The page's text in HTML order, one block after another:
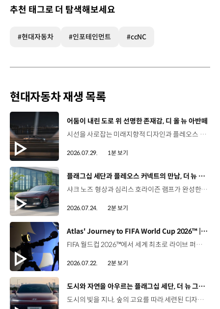
추천 태그로 더 탐색해보세요
#현대자동차 #인포테인먼트 #ccNC
현대자동차 재생 목록
[동영상]
어둠이 내린 도로 위 선명한 존재감, 디 올 뉴 아반떼
시선을 사로잡는 미래지향적 디자인과 플레오스 커넥트로 완성한 디지털 경험까지.세단의 새로운 기준을 제시하는 디 올 뉴 아반떼를 만나보세요. *본 영상은 AI를 활용해 제작했습니다. #현대자동차 #디올뉴아반떼 #아반떼 #플레오스커넥트 #글레오AI 유튜브 쇼츠 보기
2026.07.29. 1분 보기
[동영상]
플래그십 세단과 플레오스 커넥트의 만남, 더 뉴 그랜저
샤크 노즈 형상과 심리스 호라이즌 램프가 완성한 세련된 외관플레오스 커넥트와 Gleo AI가 만드는 스마트한 운전 경험까지. 새롭게 진화한 더 뉴 그랜저를 영상으로 만나보세요. #현대자동차 #더뉴그랜저 #플레오스커넥트 #그랜저 #플래그십세단 #TheNewGrandeur #PleosConnect
2026.07.24. 2분 보기
[동영상]
Atlas' Journey to FIFA World Cup 2026™ | 보스턴 다이나믹스
FIFA 월드컵 2026™에서 세계 최초로 라이브 퍼포먼스를 선보인 아틀라스.그 현장을 완성한 시니어 프로그램 매니저 세스 데이비스(Seth Davis)가 전하는 퍼포먼스의 비하인드 스토리를 만나보세요. 인터뷰 전문 보기 ▶ 자세히 보기 ▶ #현대자동차 #보스턴다이나믹스 #아틀라스 #로보틱스 #BostonDynamics #Atlas #Robotics #NextStartsNow
2026.07.22. 2분 보기
[동영상]
도시와 자연을 아우르는 플래그십 세단, 더 뉴 그랜저
도시의 빛을 지나, 숲의 고요를 따라.세련된 디자인과 정제된 주행 감각으로모든 순간을 편안하게 완성하는 더 뉴 그랜저를 만나보세요. *본 영상은 AI를 활용해 제작했습니다. #현대자동차 #더뉴그랜저 #플래그십세단 #그랜저 #플레오스커넥트